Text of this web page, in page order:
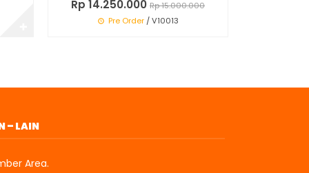
Rp 14.250.000 Rp 15.000.000
Pre Order/ V10013
– LAIN
Area.